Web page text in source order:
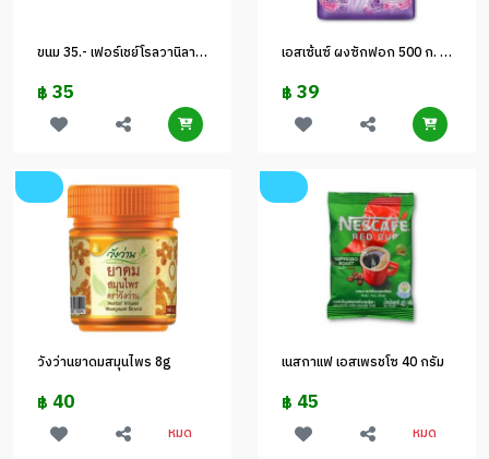
ขนม 35.- เฟอร์เชย์โรลวานิลา 120 กรัม
฿ 35
เอสเซ้นซ์ ผงซักฟอก 500 ก. ม่วง
฿ 39
วังว่านยาดมสมุนไพร 8g
฿ 40
หมด
เนสกาแฟ เอสเพรชโซ 40 กรัม
฿ 45
หมด